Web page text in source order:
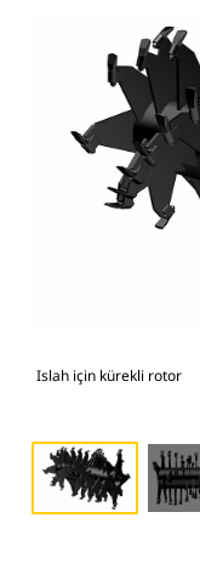
Islah için kürekli rotor